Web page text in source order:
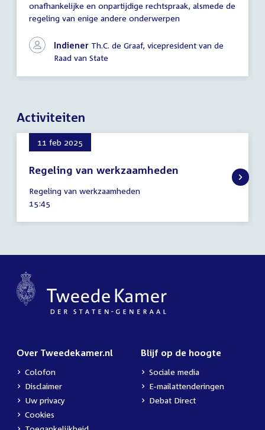
onafhankelijke en onpartijdige rechtspraak, alsmede de
regeling van enige andere onderwerpen
Indiener Th.C. de Graaf, vicepresident van de
Raad van State
Activiteiten
11 feb 2025
Regeling van werkzaamheden
februari
2025
Regeling van werkzaamheden
Tijd
15:45
Over Tweedekamer.nl
Colofon
Disclaimer
Uw privacy
Cookies
Blijf op de hoogte
Sociale media
E-mailattenderingen
Debat Direct